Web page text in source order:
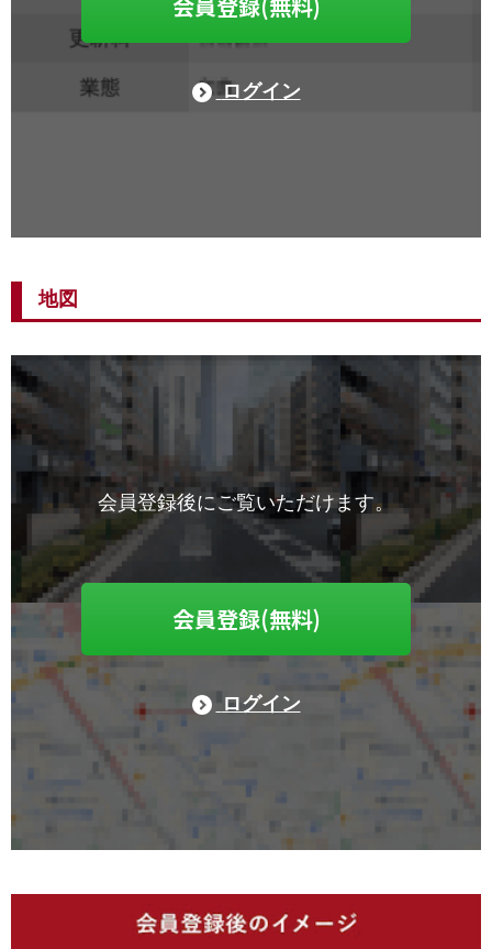
ログイン
地図
会員登録後にご覧いただけます。
会員登録(無料)
ログイン